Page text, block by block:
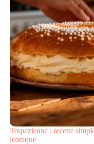
Tropezienne : recette
iconique